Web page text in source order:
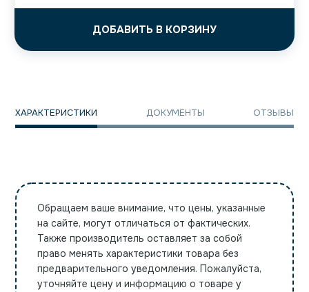
ДОБАВИТЬ В КОРЗИНУ
ХАРАКТЕРИСТИКИ ДОКУМЕНТЫ ОТЗЫВЫ
Обращаем ваше внимание, что цены, указанные
на сайте, могут отличаться от фактических.
Также производитель оставляет за собой
право менять характеристики товара без
предварительного уведомления. Пожалуйста,
уточняйте цену и информацию о товаре у